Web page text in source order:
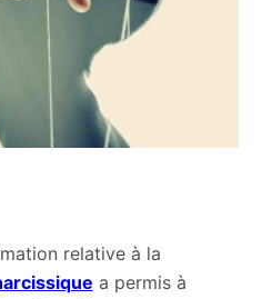
relative à la
a permis à